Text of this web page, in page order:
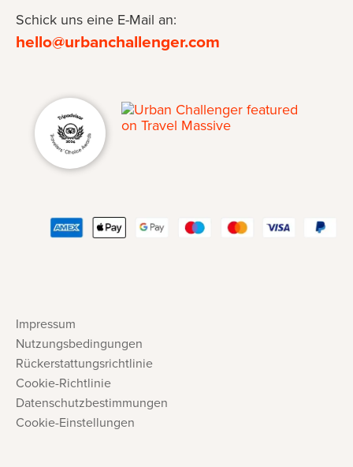
Schick uns eine E-Mail an:
hello@urbanchallenger.com
Impressum
Nutzungsbedingungen
Rückerstattungsrichtlinie
Cookie-Richtlinie
Datenschutzbestimmungen
Cookie-Einstellungen